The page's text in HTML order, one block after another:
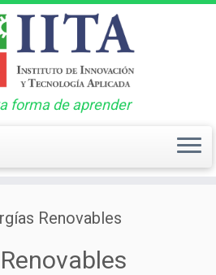
forma de aprender
Renovables